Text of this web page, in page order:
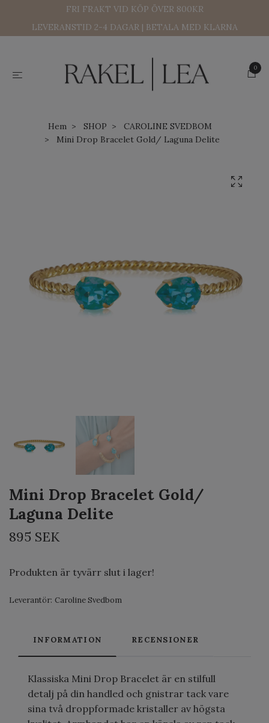
FRI FRAKT VID KÖP ÖVER 800KR
LEVERANSTID 2-4 DAGAR | BETALA MED KLARNA
0
Hem SHOP
CAROLINE SVEDBOM
Mini Drop Bracelet Gold/ Laguna Delite
Mini Drop Bracelet Gold/
Laguna Delite
895 SEK
Produkten är tyvärr slut i lager!
Leverantör: Caroline Svedbom
INFORMATION RECENSIONER
Klassiska Mini Drop Bracelet är en stilfull
detalj på din handled och gnistrar tack vare
sina två droppformade kristaller av högsta